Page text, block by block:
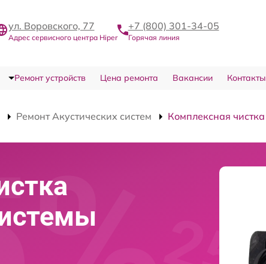
ул. Воровского, 77
Адрес сервисного центра Hiper
+7 (800) 301-34-05
Горячая линия
Ремонт устройств Цена ремонта Вакансии Контакты
Ремонт Акустических систем Комплексная чистка